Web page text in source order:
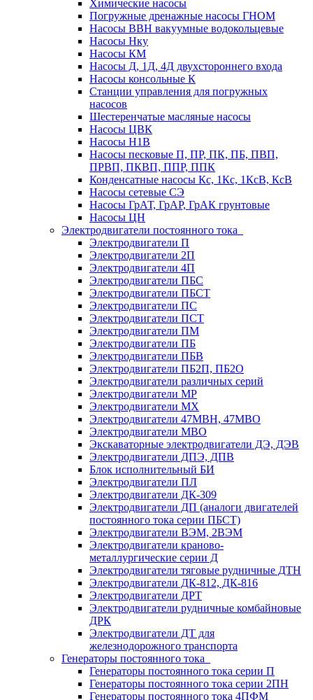
Химические насосы
Погружные дренажные насосы ГНОМ
Насосы ВВН вакуумные водокольцевые
Насосы Нку
Насосы КМ
Насосы Д, 1Д, 4Д двухстороннего входа
Насосы консольные К
Станции управления для погружных
насосов
Шестеренчатые масляные насосы
Насосы ЦВК
Насосы Н1В
Насосы песковые П, ПР, ПК, ПБ, ПВП,
ПРВП, ПКВП, ППР, ППК
Конденсатные насосы Кс, 1Кс, 1КсВ, КсВ
Насосы сетевые СЭ
Насосы ГрАТ, ГрАР, ГрАК грунтовые
Насосы ЦН
Электродвигатели постоянного тока
Электродвигатели П
Электродвигатели 2П
Электродвигатели 4П
Электродвигатели ПБС
Электродвигатели ПБСТ
Электродвигатели ПС
Электродвигатели ПСТ
Электродвигатели ПМ
Электродвигатели ПБ
Электродвигатели ПБВ
Электродвигатели ПБ2П, ПБ2О
Электродвигатели различных серий
Электродвигатели МР
Электродвигатели MX
Электродвигатели 47MBH, 47МВО
Электродвигатели MBO
Экскаваторные электродвигатели ДЭ, ДЭВ
Электродвигатели ДПЭ, ДПВ
Блок исполнительный БИ
Электродвигатели ПЛ
Электродвигатели ДК-309
Электродвигатели ДП (аналоги двигателей
постоянного тока серии ПБСТ)
Электродвигатели ВЭМ, 2ВЭМ
Электродвигатели краново-
металлургические серии Д
Электродвигатели тяговые рудничные ДТН
Электродвигатели ДК-812, ДК-816
Электродвигатели ДРТ
Электродвигатели рудничные комбайновые
ДРК
Электродвигатели ДТ для
железнодорожного транспорта
Генераторы постоянного тока
Генераторы постоянного тока серии П
Генераторы постоянного тока серии 2ПН
Генераторы постоянного тока 4ПФМ